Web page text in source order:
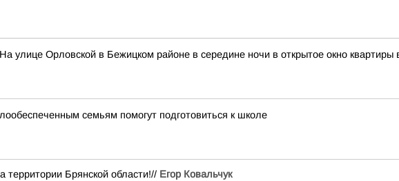
улице Орловской в Бежицком районе в середине ночи в открытое окно
семьям помогут подготовиться к школе
территории Брянской области!// Егор Ковальчук